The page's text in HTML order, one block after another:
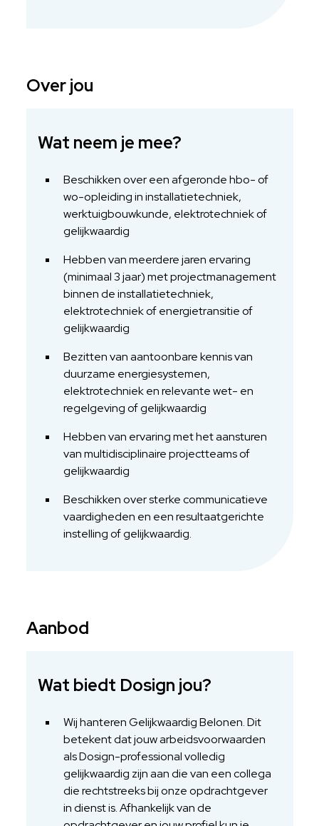
Over jou
Wat neem je mee?
Beschikken over een afgeronde hbo- of
wo-opleiding in installatietechniek,
werktuigbouwkunde, elektrotechniek of
gelijkwaardig
Hebben van meerdere jaren ervaring
(minimaal 3 jaar) met projectmanagement
binnen de installatietechniek,
elektrotechniek of energietransitie of
gelijkwaardig
Bezitten van aantoonbare kennis van
duurzame energiesystemen,
elektrotechniek en relevante wet- en
regelgeving of gelijkwaardig
Hebben van ervaring met het aansturen
van multidisciplinaire projectteams of
gelijkwaardig
Beschikken over sterke communicatieve
vaardigheden en een resultaatgerichte
instelling of gelijkwaardig.
Aanbod
Wat biedt Dosign jou?
Wij hanteren Gelijkwaardig Belonen. Dit
betekent dat jouw arbeidsvoorwaarden
als Dosign-professional volledig
gelijkwaardig zijn aan die van een collega
die rechtstreeks bij onze opdrachtgever
in dienst is. Afhankelijk van de